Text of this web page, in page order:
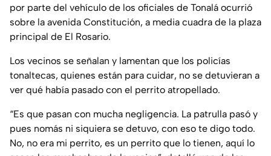
por parte del vehículo de los oficiales de Tonalá ocurrió
sobre la avenida Constitución, a media cuadra de la plaza
principal de El Rosario.
Los vecinos se señalan y lamentan que los policías
tonaltecas, quienes están para cuidar, no se detuvieran a
ver qué había pasado con el perrito atropellado.
“Es que pasan con mucha negligencia. La patrulla pasó y
pues nomás ni siquiera se detuvo, con eso te digo todo.
No, no era mi perrito, es un perrito que lo tienen, aquí lo